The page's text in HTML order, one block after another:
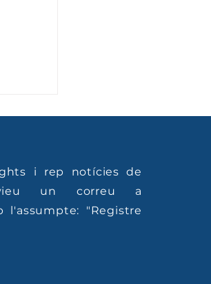
i rep notícies de
un correu a
l'assumpte: "Registre